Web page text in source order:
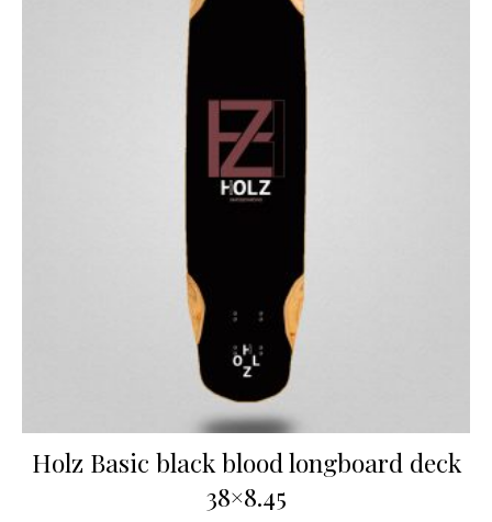
Holz Basic black blood longboard deck
38×8.45